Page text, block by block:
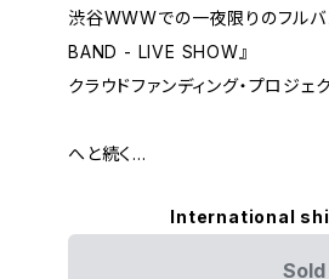
渋谷WWWでの一夜限りのフルバ
BAND - LIVE SHOW』
クラウドファンディング・プロジェ
へと続く…
International